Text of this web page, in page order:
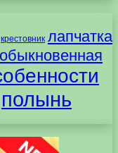
крестовник лапчатка
обыкновенная
полынь